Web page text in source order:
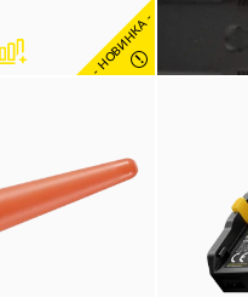
- НОВИНКА -
!
КУПИТЬ